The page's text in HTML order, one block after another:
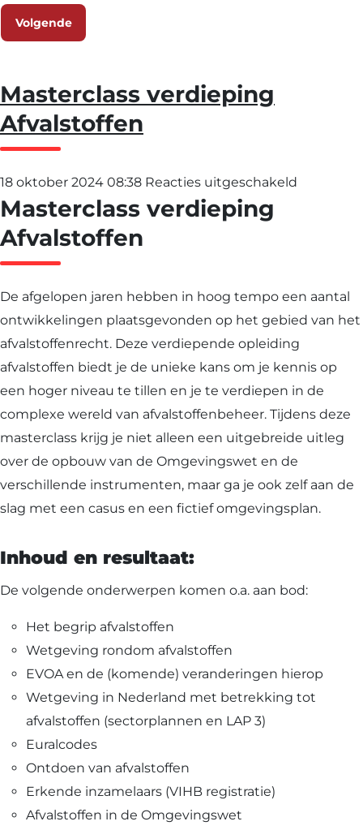
Volgende
Masterclass verdieping
Afvalstoffen
18 oktober 2024 08:38 Reacties uitgeschakeld
Masterclass verdieping
Afvalstoffen
De afgelopen jaren hebben in hoog tempo een aantal
ontwikkelingen plaatsgevonden op het gebied van het
afvalstoffenrecht. Deze verdiepende opleiding
afvalstoffen biedt je de unieke kans om je kennis op
een hoger niveau te tillen en je te verdiepen in de
complexe wereld van afvalstoffenbeheer. Tijdens deze
masterclass krijg je niet alleen een uitgebreide uitleg
over de opbouw van de Omgevingswet en de
verschillende instrumenten, maar ga je ook zelf aan de
slag met een casus en een fictief omgevingsplan.
Inhoud en resultaat:
De volgende onderwerpen komen o.a. aan bod:
Het begrip afvalstoffen
Wetgeving rondom afvalstoffen
EVOA en de (komende) veranderingen hierop
Wetgeving in Nederland met betrekking tot
afvalstoffen (sectorplannen en LAP 3)
Euralcodes
Ontdoen van afvalstoffen
Erkende inzamelaars (VIHB registratie)
Afvalstoffen in de Omgevingswet
Download nu de opleidingsgids!
Ontdek ons actuele aanbod voor de komende